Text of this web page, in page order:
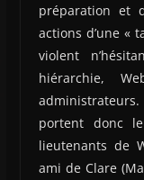
préparation et
actions d’une «
violent
hiérarchie,
portent donc
lieutenants de
ami de Clare